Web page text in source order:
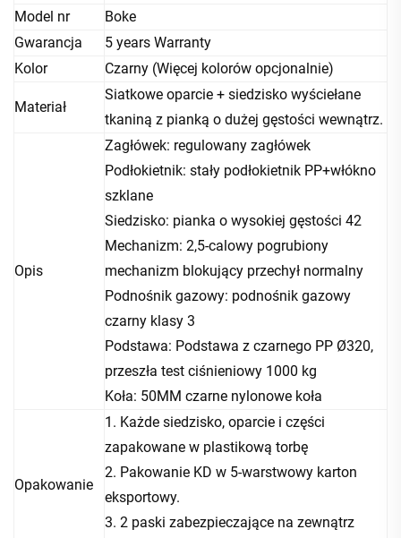
Model nr
Boke
Gwarancja
5 years Warranty
Kolor
Czarny (Więcej kolorów opcjonalnie)
Materiał
Siatkowe oparcie + siedzisko wyściełane
tkaniną z pianką o dużej gęstości wewnątrz.
Opis
Zagłówek: regulowany zagłówek
Podłokietnik: stały podłokietnik PP+włókno
szklane
Siedzisko: pianka o wysokiej gęstości 42
Mechanizm: 2,5-calowy pogrubiony
mechanizm blokujący przechył normalny
Podnośnik gazowy: podnośnik gazowy
czarny klasy 3
Podstawa: Podstawa z czarnego PP Ø320,
przeszła test ciśnieniowy 1000 kg
Koła: 50MM czarne nylonowe koła
Opakowanie
1. Każde siedzisko, oparcie i części
zapakowane w plastikową torbę
2. Pakowanie KD w 5-warstwowy karton
eksportowy.
3. 2 paski zabezpieczające na zewnątrz